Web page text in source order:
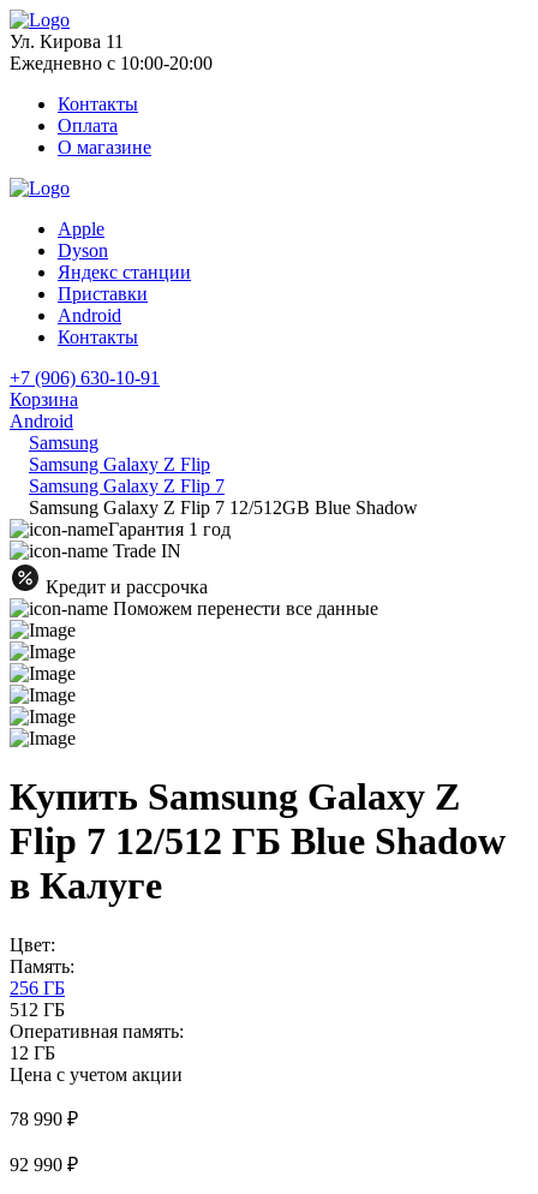
Ул. Кирова 11
Ежедневно с 10:00-20:00
Контакты
Оплата
О магазине
Apple
Dyson
Яндекс станции
Приставки
Android
Контакты
+7 (906) 630-10-91
Корзина
Android
Samsung
Samsung Galaxy Z Flip
Samsung Galaxy Z Flip 7
Samsung Galaxy Z Flip 7 12/512GB Blue Shadow
Гарантия 1 год
Trade IN
Кредит и рассрочка
Поможем перенести все данные
Купить Samsung Galaxy Z
Flip 7 12/512 ГБ Blue Shadow
в Калуге
Цвет:
Память:
256 ГБ
512 ГБ
Оперативная память:
12 ГБ
Цена с учетом акции
78 990 ₽
92 990 ₽